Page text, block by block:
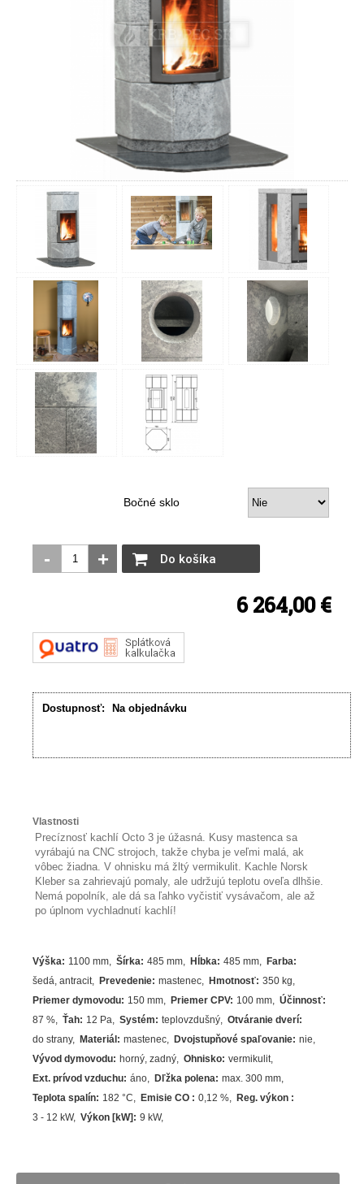
Bočné sklo
- + Do košíka
6 264,00 €
Dostupnosť: Na objednávku
Vlastnosti
Precíznosť kachlí Octo 3 je úžasná. Kusy mastenca sa
vyrábajú na CNC strojoch, takže chyba je veľmi malá, ak
vôbec žiadna. V ohnisku má žltý vermikulit. Kachle Norsk
Kleber sa zahrievajú pomaly, ale udržujú teplotu oveľa dlhšie.
Nemá popolník, ale dá sa ľahko vyčistiť vysávačom, ale až
po úplnom vychladnutí kachlí!
Výška: 1100 mm Šírka: 485 mm Hĺbka: 485 mm Farba:
šedá,antracit Prevedenie: mastenec Hmotnosť: 350 kg
Priemer dymovodu: 150 mm Priemer CPV: 100 mm Účinnosť:
87% Ťah: 12 Pa Systém: teplovzdušný Otváranie dverí:
do strany
Materiál : mastenec Dvojstupňové spaľovanie: nie
Vývod dymovodu: horný, zadný Ohnisko: vermikulit
Ext. prívod vzduchu: áno Dľžka polena: max. 300 mm
Teplota spalín: 182°C Emisie CO : 0,12 % Reg. výkon :
3 - 12 kW
Výkon [kW] : 9 kW